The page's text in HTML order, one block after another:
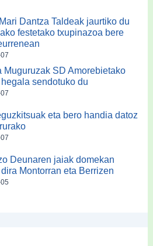
Dantza Taldeak jaurtiko du
festetako txupinazoa bere
Muguruzak SD Amorebietako
sendotuko du
eta bero handia datoz
Deunaren jaiak domekan
Montorran eta Berrizen